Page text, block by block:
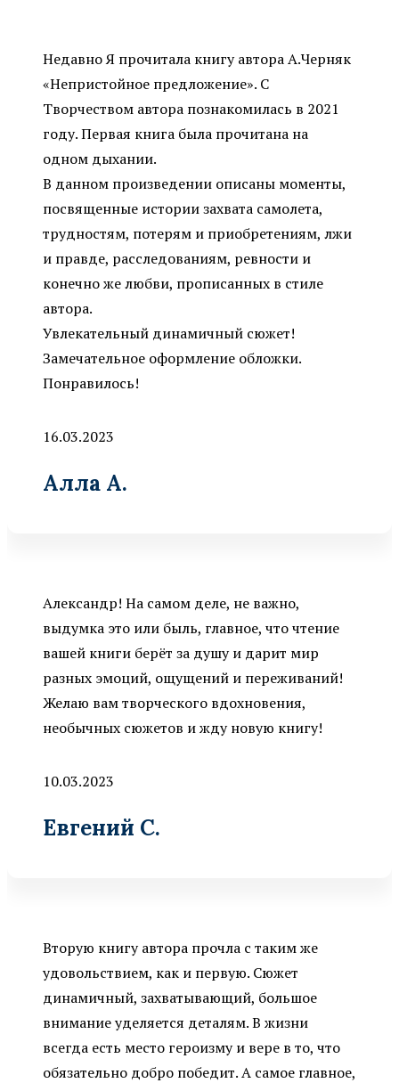
Недавно Я прочитала книгу автора А.Черняк
«Непристойное предложение». С
Творчеством автора познакомилась в 2021
году. Первая книга была прочитана на
одном дыхании.
В данном произведении описаны моменты,
посвященные истории захвата самолета,
трудностям, потерям и приобретениям, лжи
и правде, расследованиям, ревности и
конечно же любви, прописанных в стиле
автора.
Увлекательный динамичный сюжет!
Замечательное оформление обложки.
Понравилось!
16.03.2023
Алла А.
Александр! На самом деле, не важно,
выдумка это или быль, главное, что чтение
вашей книги берёт за душу и дарит мир
разных эмоций, ощущений и переживаний!
Желаю вам творческого вдохновения,
необычных сюжетов и жду новую книгу!
10.03.2023
Евгений C.
Вторую книгу автора прочла с таким же
удовольствием, как и первую. Сюжет
динамичный, захватывающий, большое
внимание уделяется деталям. В жизни
всегда есть место героизму и вере в то, что
обязательно добро победит. А самое главное,